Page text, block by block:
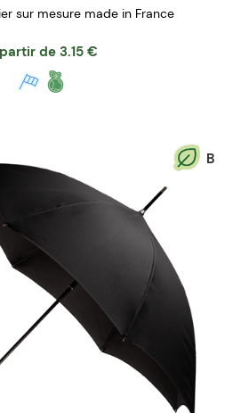
sur mesure made in France
de 3.15 €
B